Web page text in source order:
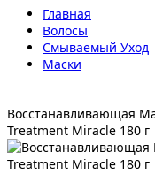
Главная
Волосы
Смываемый Уход
Маски
Восстанавливающая
Treatment Miracle 180 г